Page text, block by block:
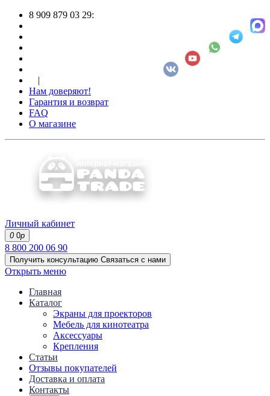
8 909 879 03 29:
|
Нам доверяют!
Гарантия и возврат
FAQ
О магазине
Личный кабинет
0 0р
8 800 200 06 90
Получить консультацию Связаться с нами
Открыть меню
Главная
Каталог
Экраны для проекторов
Mебель для кинотеатра
Аксессуары
Крепления
Статьи
Отзывы покупателей
Доставка и оплата
Контакты